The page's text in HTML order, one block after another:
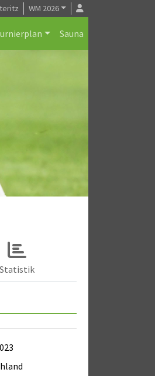
WM 2026
Sauna
Statistik